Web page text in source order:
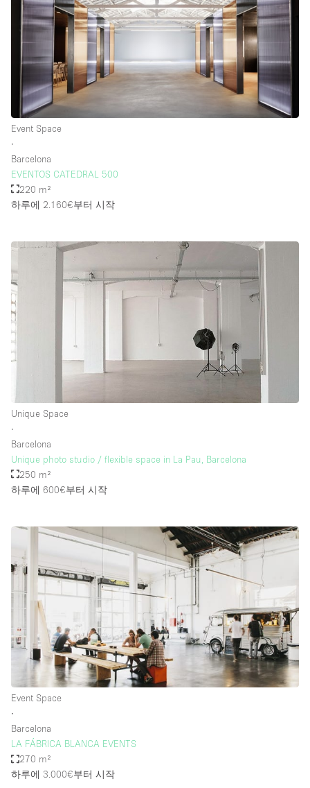
Event Space
∙
Barcelona
EVENTOS CATEDRAL 500
220 m²
하루에 2.160€부터 시작
Unique Space
∙
Barcelona
Unique photo studio / flexible space in La Pau, Barcelona
250 m²
하루에 600€부터 시작
Event Space
∙
Barcelona
LA FÁBRICA BLANCA EVENTS
270 m²
하루에 3.000€부터 시작